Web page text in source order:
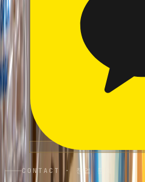
CONTACT · 창업 문의